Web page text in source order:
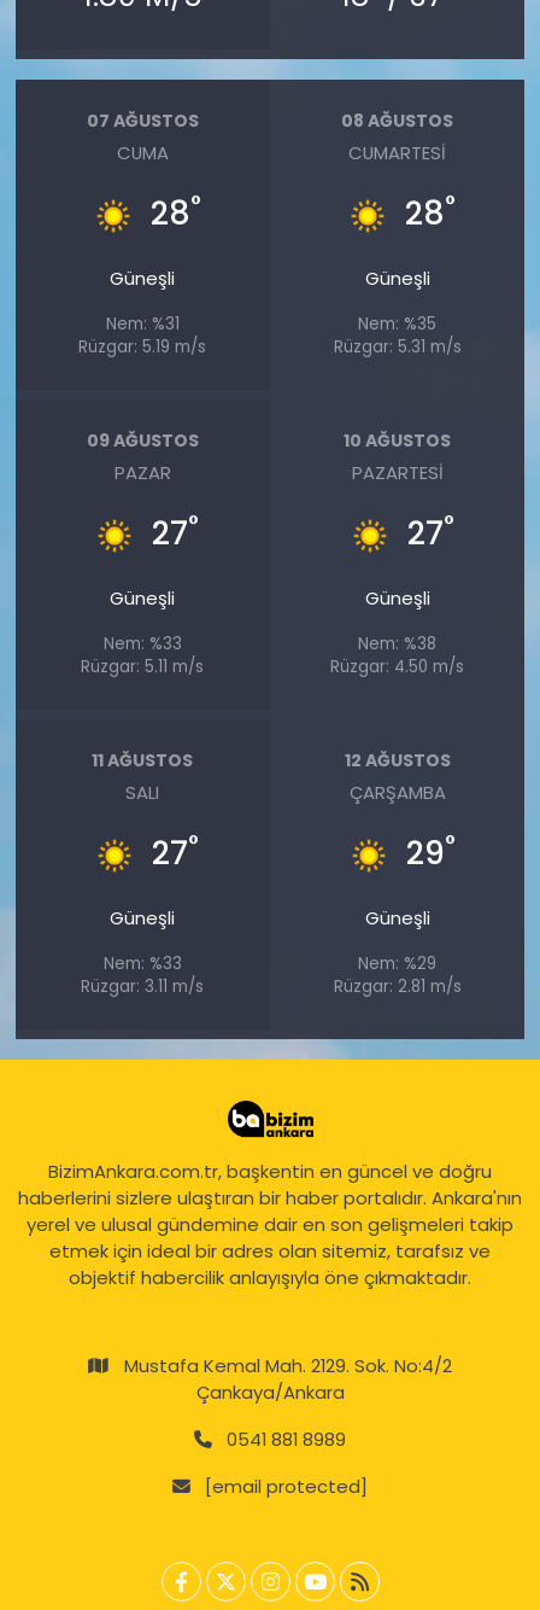
07 AĞUSTOS
CUMA
28°
Güneşli
Nem: %31
Rüzgar: 5.19 m/s
08 AĞUSTOS
CUMARTESI
28°
Güneşli
Nem: %35
Rüzgar: 5.31 m/s
09 AĞUSTOS
PAZAR
27°
Güneşli
Nem: %33
Rüzgar: 5.11 m/s
10 AĞUSTOS
PAZARTESI
27°
Güneşli
Nem: %38
Rüzgar: 4.50 m/s
11 AĞUSTOS
SALI
27°
Güneşli
Nem: %33
Rüzgar: 3.11 m/s
12 AĞUSTOS
ÇARŞAMBA
29°
Güneşli
Nem: %29
Rüzgar: 2.81 m/s
BizimAnkara.com.tr, başkentin en güncel ve doğru
haberlerini sizlere ulaştıran bir haber portalıdır. Ankara'nın
yerel ve ulusal gündemine dair en son gelişmeleri takip
etmek için ideal bir adres olan sitemiz, tarafsız ve
objektif habercilik anlayışıyla öne çıkmaktadır.
Mustafa Kemal Mah. 2129. Sok. No:4/2
Çankaya/Ankara
0541 881 8989
[email protected]